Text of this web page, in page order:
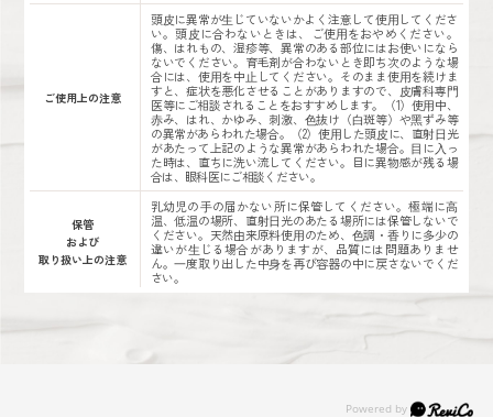
ご使用上の注意
頭⽪に異常が⽣じていないかよく注意して使⽤してくださ
い。頭⽪に合わないときは、ご使⽤をおやめください。
傷、はれもの、湿疹等、異常のある部位にはお使いになら
ないでください。育毛剤が合わないとき即ち次のような場
合には、使⽤を中⽌してください。そのまま使⽤を続けま
すと、症状を悪化させることがありますので、⽪膚科専⾨
医等にご相談されることをおすすめします。（1）使⽤中、
⾚み、はれ、かゆみ、刺激、⾊抜け（⽩斑等）や⿊ずみ等
の異常があらわれた場合。（2）使⽤した頭⽪に、直射⽇光
があたって上記のような異常があらわれた場合。⽬に⼊っ
た時は、直ちに洗い流してください。目に異物感が残る場
合は、眼科医にご相談ください。
保管
および
取り扱い上の注意
乳幼児の⼿の届かない所に保管してください。極端に⾼
温、低温の場所、直射⽇光のあたる場所には保管しないで
ください。天然由来原料使⽤のため、⾊調・⾹りに多少の
違いが⽣じる場合がありますが、品質には問題ありませ
ん。⼀度取り出した中⾝を再び容器の中に戻さないでくだ
さい。